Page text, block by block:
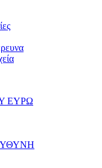
ΕΥΡΩ